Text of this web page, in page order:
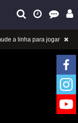
a linha para jogar